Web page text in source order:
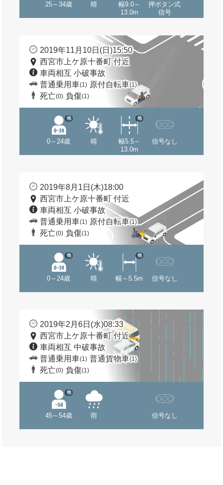
25～34歳 晴
幅9.0～
13.0m
押ボタン式
信号
2019年11月10日(日)15:50
西宮市上ケ原十番町 付近
車両相互 小破事故
普通乗用車(1) 原付自転車(1)
死亡(0) 負傷(1)
0～24歳
他
晴
幅5.5～
13.0m
他
信号なし
2019年8月1日(木)18:00
西宮市上ケ原十番町 付近
車両相互 小破事故
普通乗用車(1) 原付自転車(1)
死亡(0) 負傷(1)
0～24歳
他
晴 幅～5.5m
他
信号なし
2019年2月6日(水)08:33
西宮市上ケ原十番町 付近
車両相互 中破事故
普通乗用車(1) 普通貨物車(1)
死亡(0) 負傷(1)
45～54歳
他
雨 信号なし